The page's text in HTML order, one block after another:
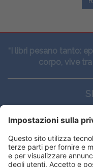
“I libri pesano tanto:
corpo, vive